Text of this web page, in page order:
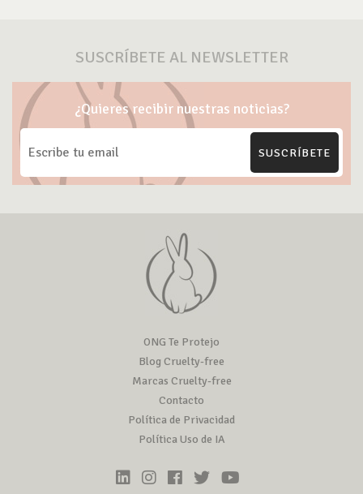
SUSCRÍBETE AL NEWSLETTER
¿Quieres recibir nuestras noticias?
SUSCRÍBETE
ONG Te Protejo
Blog Cruelty-free
Marcas Cruelty-free
Contacto
Política de Privacidad
Política Uso de IA